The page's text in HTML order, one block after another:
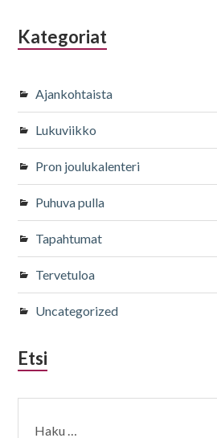
Kategoriat
Ajankohtaista
Lukuviikko
Pron joulukalenteri
Puhuva pulla
Tapahtumat
Tervetuloa
Uncategorized
Etsi